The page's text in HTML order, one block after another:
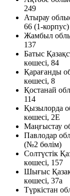
249
Атырау
66 (1-корпус)
Жамбыл
137
Батыс
көшесі, 84
Қарағанды
көшесі, 8
Қостанай
114
Қызылорда
көшесі, 2Е
Маңғыстау
Павлодар
(№2 бөлім)
Солтүстік
көшесі, 157
Шығыс
көшесі, 37а
Түркістан